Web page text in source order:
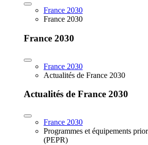
France 2030
France 2030
France 2030
France 2030
Actualités de France 2030
Actualités de France 2030
France 2030
Programmes et équipements
(PEPR)